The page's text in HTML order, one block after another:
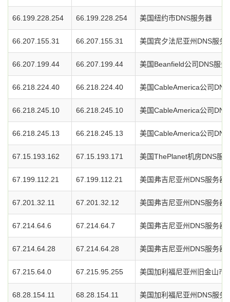
66.199.228.254 66.199.228.254 美国纽约市DNS服务器
66.207.155.31 66.207.155.31 美国宾夕法尼亚州DNS服务
66.207.199.44 66.207.199.44 美国Beanfield公司DNS服务
66.218.224.40 66.218.224.40 美国CableAmerica公司
66.218.245.10 66.218.245.10 美国CableAmerica公司
66.218.245.13 66.218.245.13 美国CableAmerica公司
67.15.193.162 67.15.193.171 美国ThePlanet机房DNS服
67.199.112.21 67.199.112.21 美国弗吉尼亚州DNS服务器
67.201.32.11 67.201.32.12 美国弗吉尼亚州DNS服务器
67.214.64.6 67.214.64.7 美国弗吉尼亚州DNS服务器
67.214.64.28 67.214.64.28 美国弗吉尼亚州DNS服务器
67.215.64.0 67.215.95.255 美国加利福尼亚州旧金山市
68.28.154.11 68.28.154.11 美国加利福尼亚州DNS服务